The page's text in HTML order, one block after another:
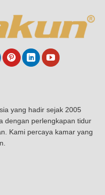
yang hadir sejak 2005
dengan perlengkapan tidur
Kami percaya kamar yang